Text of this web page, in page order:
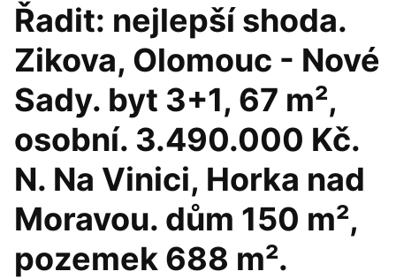
Řadit: nejlepší shoda.
Zikova, Olomouc - Nové
Sady. byt 3+1, 67 m²,
osobní. 3.490.000 Kč.
N. Na Vinici, Horka nad
Moravou. dům 150 m²,
pozemek 688 m².